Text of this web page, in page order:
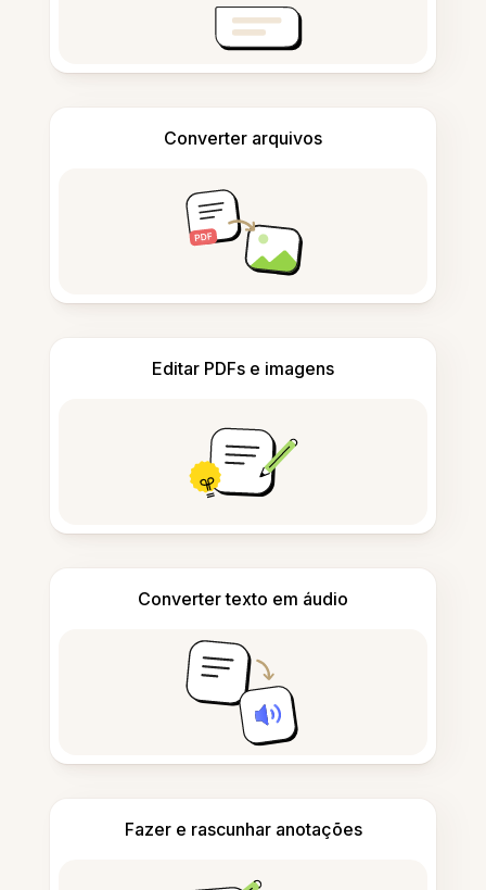
Converter arquivos
Editar PDFs e imagens
Converter texto em áudio
Fazer e rascunhar anotações